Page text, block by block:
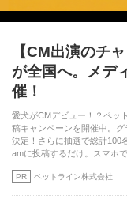
【CM出演のチ
が全国へ。メデ
催！
愛犬がCMデビュー！？ペッ
稿キャンペーンを開催中。
決定！さらに抽選で総計100
amに投稿するだけ。スマホ
PR ペットライン株式会社